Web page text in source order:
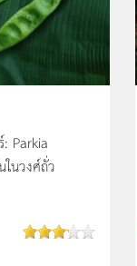
Parkia
นวงศ์ถั่ว